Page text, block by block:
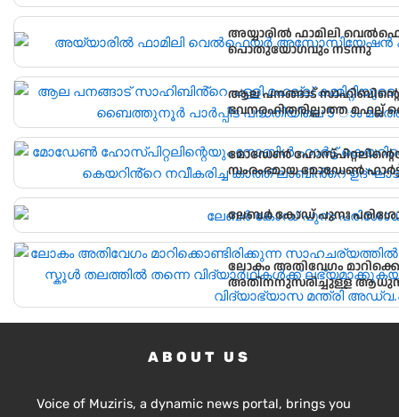
അയ്യാരിൽ ഫാമിലി
പൊതുയോഗവും നടന്നു
ആല പനങ്ങാട് സാഹിബിൻ്റെ
ഭവനരഹിതരില്ലാത്ത മഹല്ല്
വീടിൻ്റെ താക്കോൽ ദാനം
മോഡേൺ
സംരംഭമായ മോഡേൺ ഹാർട്ട്
ലേബർ കോഡ് പുനഃ
ലോകം അതിവേഗം
അതിനനുസരിച്ചുള്ള
വിദ്യാർഥികൾക്ക്
ABOUT US
Voice of Muziris, a dynamic news portal, brings you